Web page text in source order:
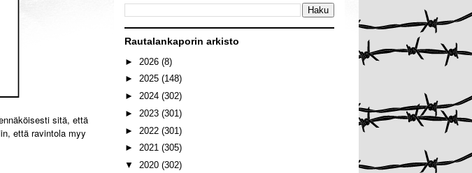
sitä, että
että ravintola myy
Rautalankaporin arkisto
► 2026 (8)
► 2025 (148)
► 2024 (302)
► 2023 (301)
► 2022 (301)
► 2021 (305)
▼ 2020 (302)